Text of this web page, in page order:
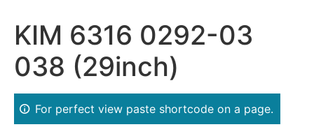
KIM 6316 0292-03
038 (29inch)
For perfect view paste shortcode on a page.